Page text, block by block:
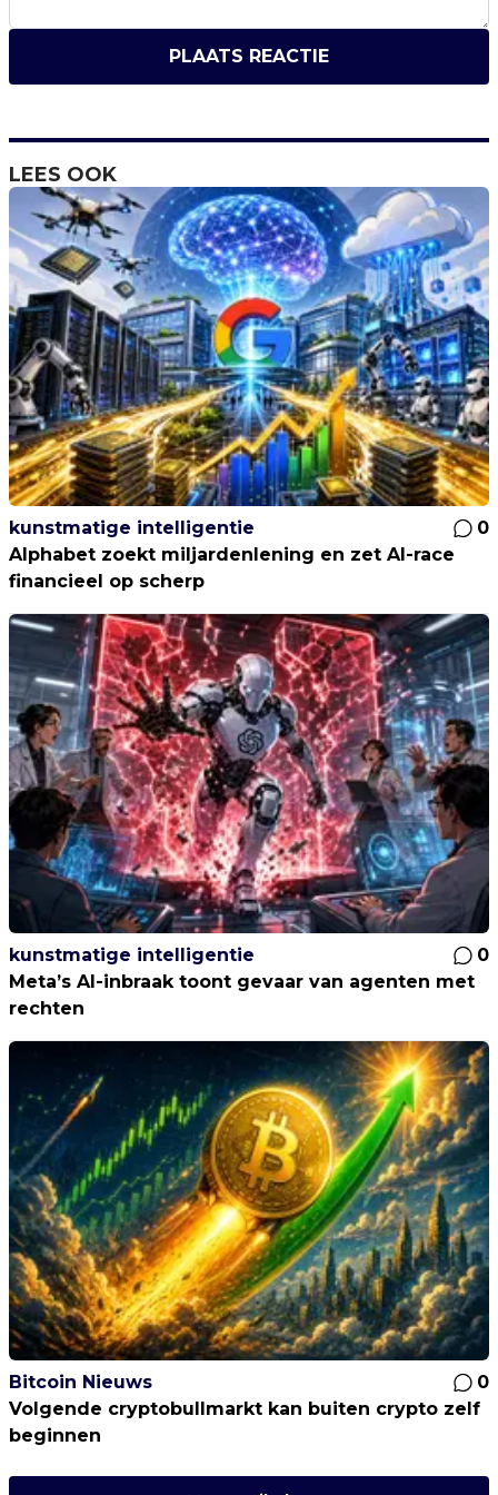
PLAATS REACTIE
LEES OOK
kunstmatige intelligentie
0
Alphabet zoekt miljardenlening en zet AI-race
financieel op scherp
kunstmatige intelligentie
0
Meta’s AI-inbraak toont gevaar van agenten met
rechten
Bitcoin Nieuws
0
Volgende cryptobullmarkt kan buiten crypto zelf
beginnen